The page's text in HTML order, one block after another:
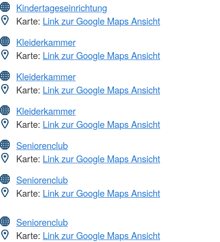
Kindertageseinrichtung
Karte: Link zur Google Maps Ansicht
Kleiderkammer
Karte: Link zur Google Maps Ansicht
Kleiderkammer
Karte: Link zur Google Maps Ansicht
Kleiderkammer
Karte: Link zur Google Maps Ansicht
Seniorenclub
Karte: Link zur Google Maps Ansicht
Seniorenclub
Karte: Link zur Google Maps Ansicht
Seniorenclub
Karte: Link zur Google Maps Ansicht